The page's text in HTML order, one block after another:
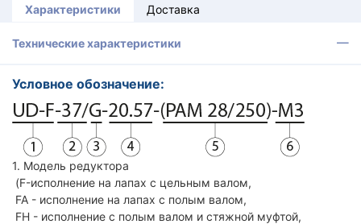
Характеристики Доставка
Технические характеристики
Условное обозначение:
1. Модель редуктора
(F-исполнение на лапах с цельным валом,
FA - исполнение на лапах с полым валом,
FH - исполнение с полым валом и стяжной муфтой,